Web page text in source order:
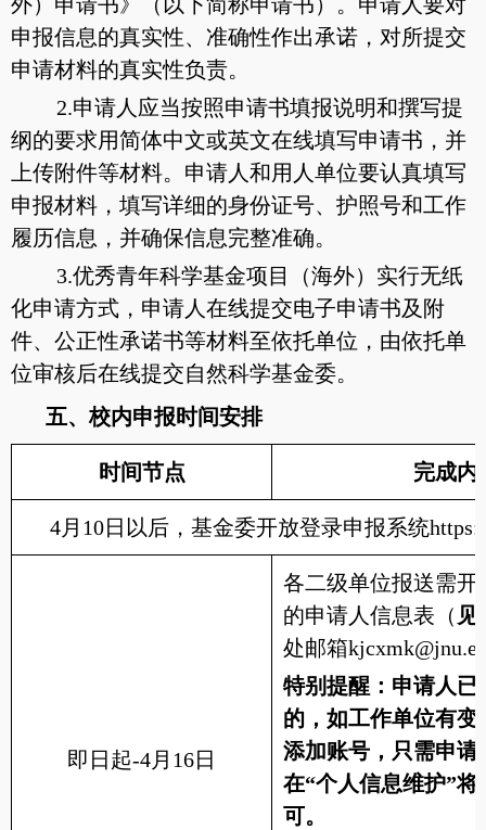
申报信息的真实性、准确性作出承诺，对所提交
申请材料的真实性负责。
2.申请人应当按照申请书填报说明和撰写提
纲的要求用简体中文或英文在线填写申请书，并
上传附件等材料。申请人和用人单位要认真填写
申报材料，填写详细的身份证号、护照号和工作
履历信息，并确保信息完整准确。
3.优秀青年科学基金项目（海外）实行无纸
化申请方式，申请人在线提交电子申请书及附
件、公正性承诺书等材料至依托单位，由依托单
位审核后在线提交自然科学基金委。
五、校内申报时间安排
时间节点 完成内
4月10日以后，基金委开放登录申报系统
即日起-4月16日
各二级单位报送需开
的申请人信息表（ 见
处邮箱
特别提醒：申请人已
的，如工作单位有
添加账号，只需申请
在“个人信息维护”
可。